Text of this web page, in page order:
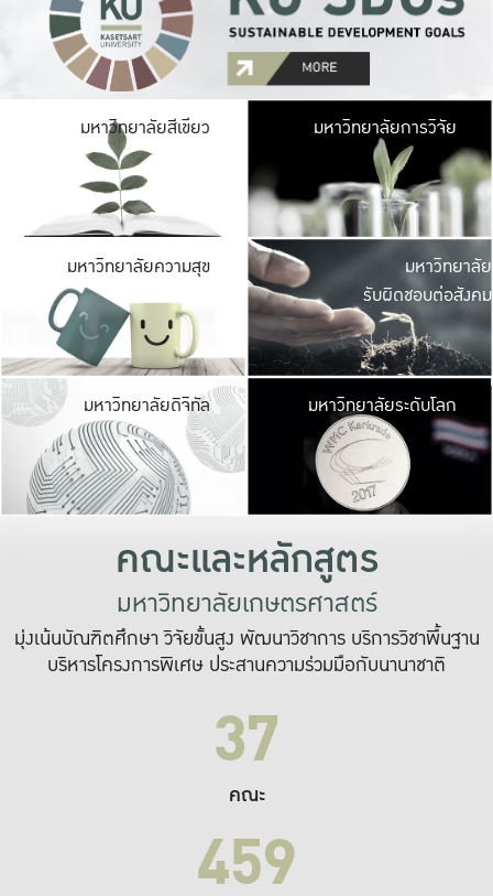
มหาวิทยาลัยสีเขียว มหาวิ
มีพื้นที่เขียวสดใส
เป็นป่าในเมือง เกษต
มหาวิทยาลัยการวิจัย
มหาวิทยาลัยความสุข มหาวิ
ค
เปิดประ
และพบเรื่องราวใ
มหาวิทยาลัย
รับผิดชอบต่อสังคม
มหาวิทยาลัยดิจิทัล มหาวิ
เปลี่ยนแปลง แล
เพื่อทำง
ระบบสารสนเทศ
มหาวิทยาลัยระดับโลก
คณะและหลักสูตร
มหาวิทยาลัยเกษตรศาสตร์
มุ่งเน้นบัณฑิตศึกษา วิจัยขั้นสูง พัฒนาวิชาการ บริการวิชาพื้นฐาน
บริหารโครงการพิเศษ ประสานความร่วมมือกับนานาชาติ
37
คณะ
459